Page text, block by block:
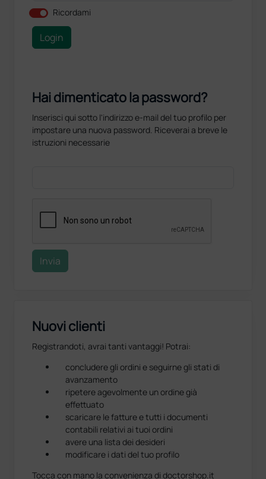
Ricordami
Login
Hai dimenticato la password?
Inserisci qui sotto l'indirizzo e-mail del tuo profilo per
impostare una nuova password. Riceverai a breve le
istruzioni necessarie
Invia
Nuovi clienti
Registrandoti, avrai tanti vantaggi! Potrai:
concludere gli ordini e seguirne gli stati di
avanzamento
ripetere agevolmente un ordine già
effettuato
scaricare le fatture e tutti i documenti
contabili relativi ai tuoi ordini
avere una lista dei desideri
modificare i dati del tuo profilo
Tocca con mano la convenienza di doctorshop.it